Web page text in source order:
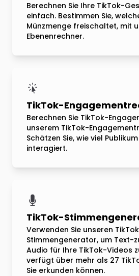
Berechnen Sie Ihre TikTok-
einfach. Bestimmen Sie,
Münzmenge freischaltet, mit
Ebenenrechner.
TikTok-
Berechnen Sie TikTok-
unserem TikTok-
Schätzen Sie, wie viel
interagiert.
TikTok-
Verwenden Sie unseren
Stimmengenerator, um Text-
Audio für Ihre TikTok-Videos
verfügt über mehr als 27
Sie erkunden können.